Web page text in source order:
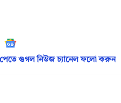
গুগল নিউজ চ্যানেল ফলো করুন